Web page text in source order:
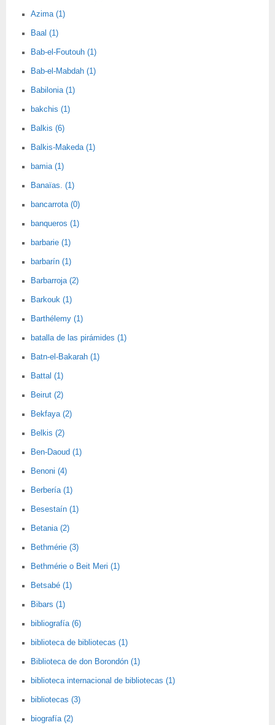
Azima (1)
Baal (1)
Bab-el-Foutouh (1)
Bab-el-Mabdah (1)
Babilonia (1)
bakchis (1)
Balkis (6)
Balkis-Makeda (1)
bamia (1)
Banaïas. (1)
bancarrota (0)
banqueros (1)
barbarie (1)
barbarín (1)
Barbarroja (2)
Barkouk (1)
Barthélemy (1)
batalla de las pirámides (1)
Batn-el-Bakarah (1)
Battal (1)
Beirut (2)
Bekfaya (2)
Belkis (2)
Ben-Daoud (1)
Benoni (4)
Berbería (1)
Besestaín (1)
Betania (2)
Bethmérie (3)
Bethmérie o Beit Meri (1)
Betsabé (1)
Bibars (1)
bibliografía (6)
biblioteca de bibliotecas (1)
Biblioteca de don Borondón (1)
biblioteca internacional de bibliotecas (1)
bibliotecas (3)
biografía (2)